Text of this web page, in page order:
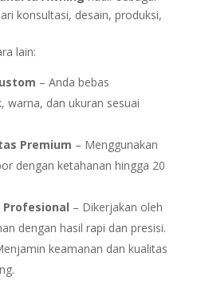
konsultasi, desain, produksi,
lain:
– Anda bebas
warna, dan ukuran sesuai
Premium – Menggunakan
dengan ketahanan hingga 20
Profesional – Dikerjakan oleh
dengan hasil rapi dan presisi.
keamanan dan kualitas